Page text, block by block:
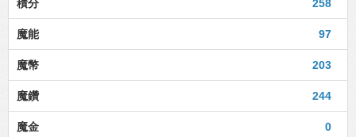
258
積分
97
魔能
203
魔幣
244
魔鑽
0
魔金